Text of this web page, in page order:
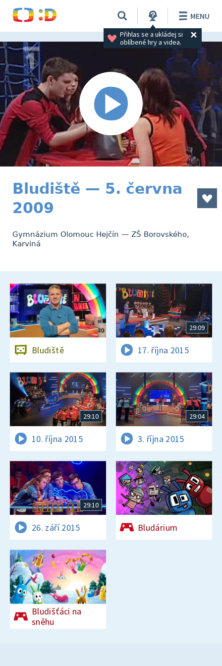
Přihlas se a ukládej si
oblíbené hry a videa.
MENU
Bludiště — 5. června
2009
Gymnázium Olomouc Hejčín — ZŠ Borovského,
Karviná
Bludiště
29:09
17. října 2015
29:10
10. října 2015
29:04
3. října 2015
29:10
26. září 2015 Bludárium
Bludišťáci na
sněhu